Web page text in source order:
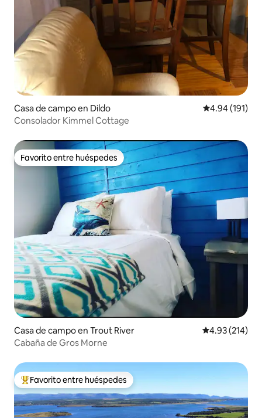
Casa de campo en Dildo Calificación
4.94 (191)
Consolador Kimmel Cottage
Favorito entre huéspedes
Favorito entre huéspedes
Casa de campo en Trout River Calificación
4.93 (214)
Cabaña de Gros Morne
Favorito entre huéspedes preferido
Favorito entre huéspedes